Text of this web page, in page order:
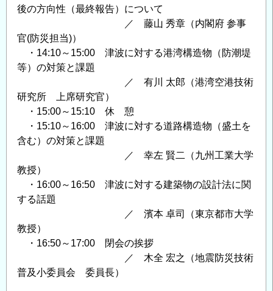
後の方向性（最終報告）について
／ 藤山 秀章（内閣府 参事
官(防災担当)）
・14:10～15:00 津波に対する港湾構造物（防潮堤
等）の対策と課題
／ 有川 太郎（港湾空港技術
研究所 上席研究官）
・15:00～15:10 休 憩
・15:10～16:00 津波に対する道路構造物（盛土を
含む）の対策と課題
／ 幸左 賢二（九州工業大学
教授）
・16:00～16:50 津波に対する建築物の設計法に関
する話題
／ 濱本 卓司（東京都市大学
教授）
・16:50～17:00 閉会の挨拶
／ 木全 宏之（地震防災技術
普及小委員会 委員長）